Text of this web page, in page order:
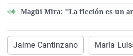
Magüi Mira: ''La ficción es un
Jaime Cantinzano María